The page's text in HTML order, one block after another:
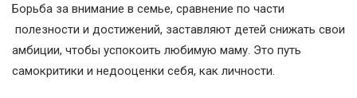
Борьба за внимание в семье, сравнение по части
полезности и достижений, заставляют детей снижать свои
амбиции, чтобы успокоить любимую маму. Это путь
самокритики и недооценки себя, как личности.